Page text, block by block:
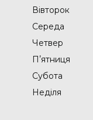
Вівторок
Середа
Четвер
Пʼятниця
Субота
Неділя